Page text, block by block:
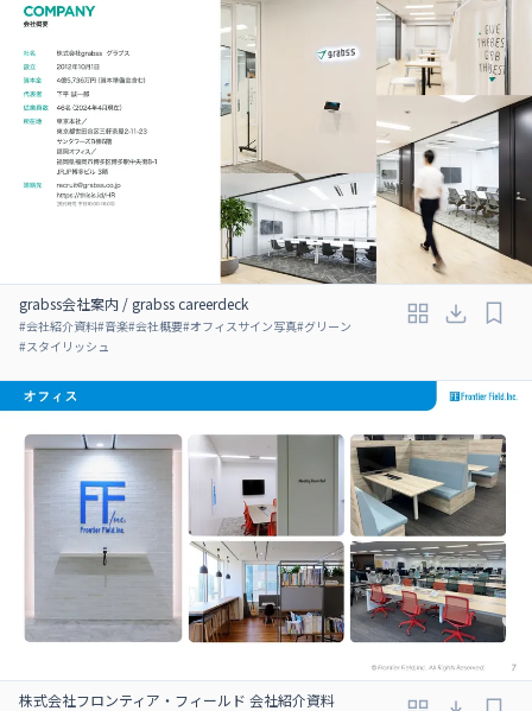
grabss会社案内 / grabss careerdeck
#会社紹介資料#音楽#会社概要#オフィスサイン写真#グリーン
#スタイリッシュ
株式会社フロンティア・フィールド 会社紹介資料